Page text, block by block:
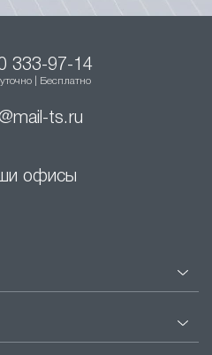
333-97-14
| Бесплатно
ts.ru
офисы